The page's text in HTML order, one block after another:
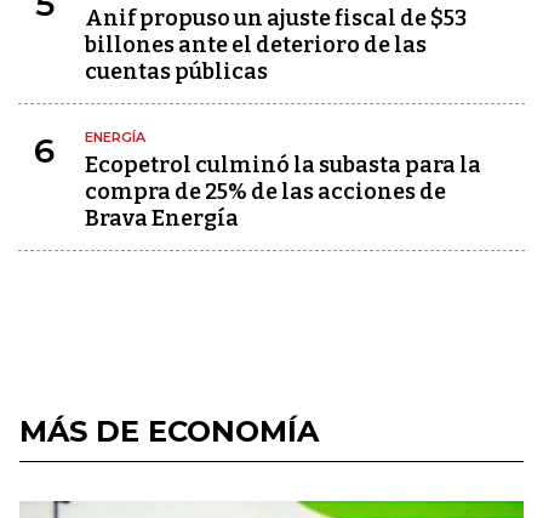
Anif propuso un ajuste fiscal de $53
billones ante el deterioro de las
cuentas públicas
6 ENERGÍA
Ecopetrol culminó la subasta para la
compra de 25% de las acciones de
Brava Energía
MÁS DE ECONOMÍA